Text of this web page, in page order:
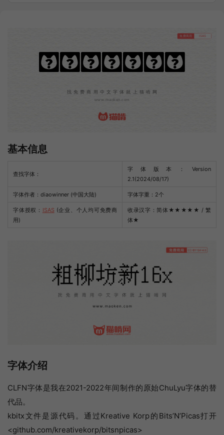
免费商用 ISAS
粗柳坊新16x
找免费商用中文字体就上猫啃网
www.maoken.com
基本信息
查找字体：
字体版本：Version
2.1(2024/08/17)
字体作者：diaowinner (中国大陆) 字体字重：2个
字体授权： ISAS (企业、个人均可免费商
用)
收录汉字：简体 ★★★★★ / 繁
体★
字体介绍
CLFN字体是我在2021-2022年间制作的原始ChuLyu字体的替
代品。
kbitx文件是源代码。通过Kreative Korp的Bits’N’Picas打开
<github.com/kreativekorp/bitsnpicas>